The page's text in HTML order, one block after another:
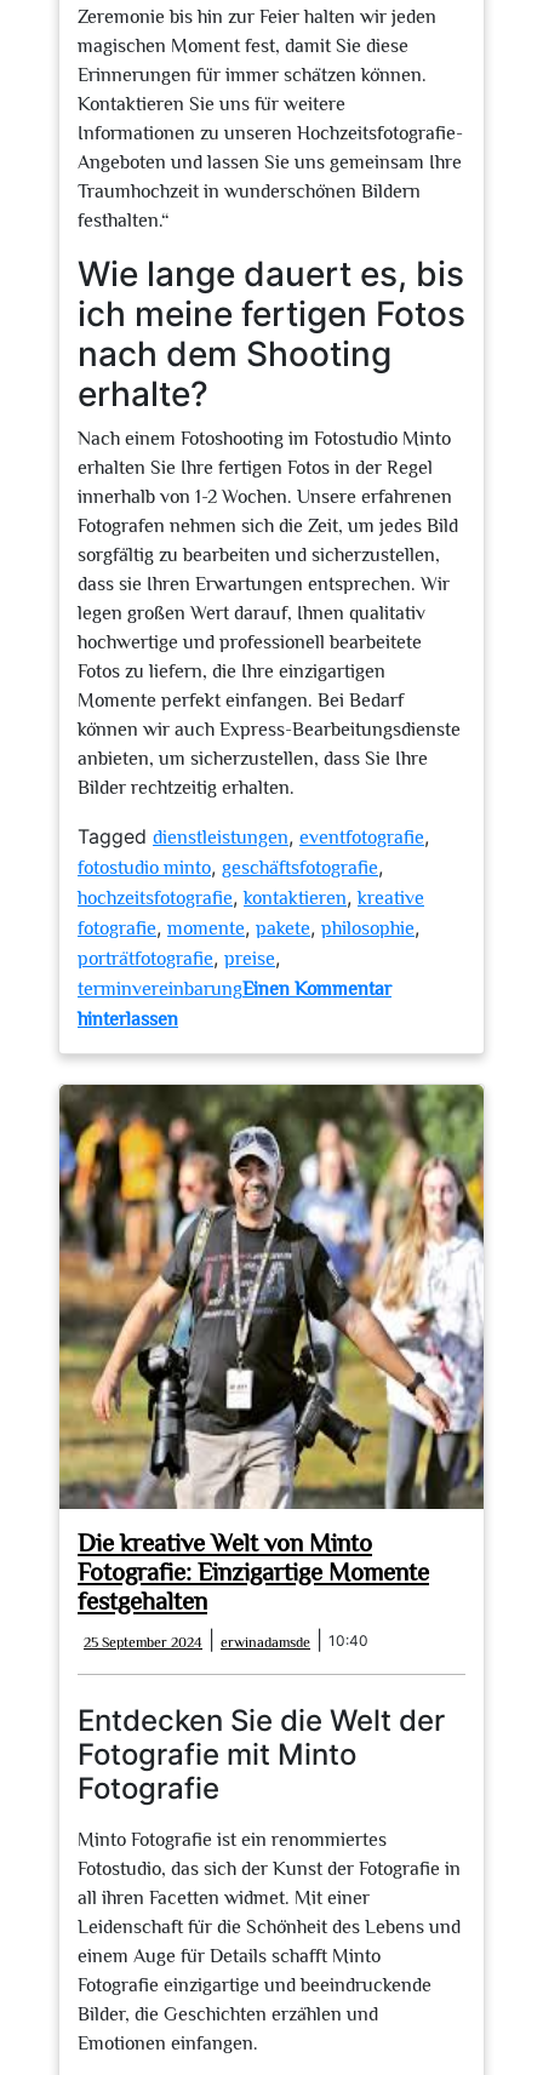
Zeremonie bis hin zur Feier halten wir jeden
magischen Moment fest, damit Sie diese
Erinnerungen für immer schätzen können.
Kontaktieren Sie uns für weitere
Informationen zu unseren Hochzeitsfotografie-
Angeboten und lassen Sie uns gemeinsam Ihre
Traumhochzeit in wunderschönen Bildern
festhalten.“
Wie lange dauert es, bis
ich meine fertigen Fotos
nach dem Shooting
erhalte?
Nach einem Fotoshooting im Fotostudio Minto
erhalten Sie Ihre fertigen Fotos in der Regel
innerhalb von 1-2 Wochen. Unsere erfahrenen
Fotografen nehmen sich die Zeit, um jedes Bild
sorgfältig zu bearbeiten und sicherzustellen,
dass sie Ihren Erwartungen entsprechen. Wir
legen großen Wert darauf, Ihnen qualitativ
hochwertige und professionell bearbeitete
Fotos zu liefern, die Ihre einzigartigen
Momente perfekt einfangen. Bei Bedarf
können wir auch Express-Bearbeitungsdienste
anbieten, um sicherzustellen, dass Sie Ihre
Bilder rechtzeitig erhalten.
Tagged dienstleistungen, eventfotografie,
fotostudio minto, geschäftsfotografie,
hochzeitsfotografie,kontaktieren,kreative
fotografie, momente, pakete, philosophie,
porträtfotografie, preise,
terminvereinbarungEinen Kommentar
hinterlassenzu
Fotostudio
Minto
–
Ihr
Partner
für
unvergessliche
Momente
Die kreative Welt von Minto
Fotografie: Einzigartige Momente
festgehalten
25 September 2024
September
2024
erwinadamsde erwinadamsde
10:40
Entdecken Sie die Welt der
Fotografie mit Minto
Fotografie
Minto Fotografie ist ein renommiertes
Fotostudio, das sich der Kunst der Fotografie in
all ihren Facetten widmet. Mit einer
Leidenschaft für die Schönheit des Lebens und
einem Auge für Details schafft Minto
Fotografie einzigartige und beeindruckende
Bilder, die Geschichten erzählen und
Emotionen einfangen.